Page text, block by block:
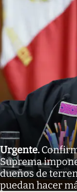
Urgente.
Suprema
dueños de
puedan hacer